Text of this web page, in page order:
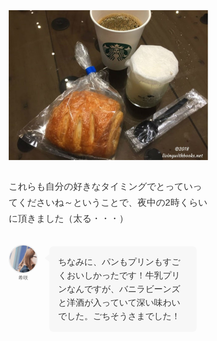
これらも自分の好きなタイミングでとっていっ
てくださいね～ということで、夜中の2時くらい
に頂きました（太る・・・）
希咲
ちなみに、パンもプリンもすご
くおいしかったです！牛乳プリ
ンなんですが、バニラビーンズ
と洋酒が入っていて深い味わい
でした。ごちそうさまでした！